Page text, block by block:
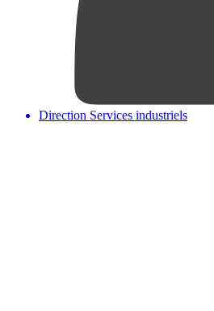
Direction Services industriels